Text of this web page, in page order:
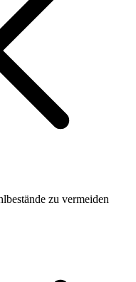
zu vermeiden